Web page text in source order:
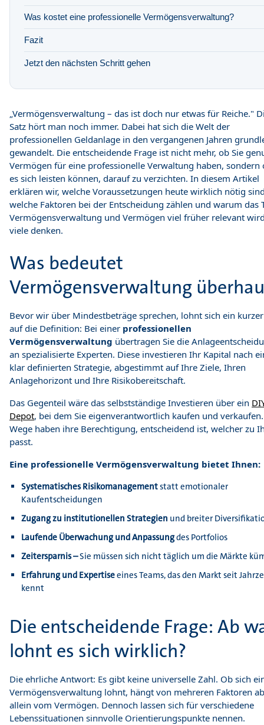
Was kostet eine professionelle Vermögensverwaltung?
Fazit
Jetzt den nächsten Schritt gehen
„Vermögensverwaltung – das ist doch nur etwas für Reiche."
Satz hört man noch immer. Dabei hat sich die Welt der
professionellen Geldanlage in den vergangenen Jahren
gewandelt. Die entscheidende Frage ist nicht mehr, ob Sie
Vermögen für eine professionelle Verwaltung haben, sondern
es sich leisten können, darauf zu verzichten. In diesem Artikel
erklären wir, welche Voraussetzungen heute wirklich nötig
welche Faktoren bei der Entscheidung zählen und warum das
Vermögensverwaltung und Vermögen viel früher relevant
viele denken.
Was bedeutet
Vermögensverwaltung
Bevor wir über Mindestbeträge sprechen, lohnt sich ein
auf die Definition: Bei einer professionellen
Vermögensverwaltung übertragen Sie die
an spezialisierte Experten. Diese investieren Ihr Kapital nach
klar definierten Strategie, abgestimmt auf Ihre Ziele, Ihren
Anlagehorizont und Ihre Risikobereitschaft.
Das Gegenteil wäre das selbstständige Investieren über ein
Depot, bei dem Sie eigenverantwortlich kaufen und
Wege haben ihre Berechtigung, entscheidend ist, welcher zu
passt.
Eine professionelle Vermögensverwaltung bietet Ihnen:
Systematisches Risikomanagementstatt emotionaler
Kaufentscheidungen
Zugang zu institutionellen Strategien und breiter
Laufende Überwachung und Anpassungdes Portfolios
Zeitersparnis –Sie müssen sich nicht täglich um die Märkte
Erfahrung und Expertiseeines Teams, das den Markt seit
kennt
Die entscheidende Frage: Ab
lohnt es sich wirklich?
Die ehrliche Antwort: Es gibt keine universelle Zahl. Ob sich
Vermögensverwaltung lohnt, hängt von mehreren Faktoren
allein vom Vermögen. Dennoch lassen sich für verschiedene
Lebenssituationen sinnvolle Orientierungspunkte nennen.